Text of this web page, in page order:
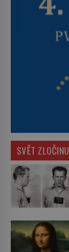
SVĚT ZLOČINU